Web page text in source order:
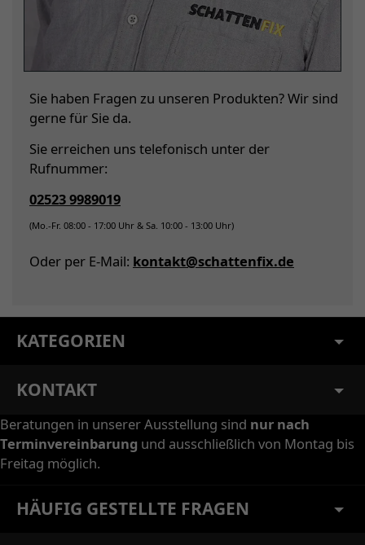
Sie haben Fragen zu unseren Produkten? Wir sind
gerne für Sie da.
Sie erreichen uns telefonisch unter der
Rufnummer:
02523 9989019
(Mo.-Fr. 08:00 - 17:00 Uhr & Sa. 10:00 - 13:00 Uhr)
Oder per E-Mail: kontakt@schattenfix.de
KATEGORIEN
KONTAKT
Beratungen in unserer Ausstellung sind nur nach
Terminvereinbarung und ausschließlich von Montag bis
Freitag möglich.
HÄUFIG GESTELLTE FRAGEN